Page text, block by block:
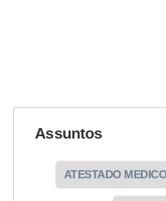
Assuntos
ATESTADO